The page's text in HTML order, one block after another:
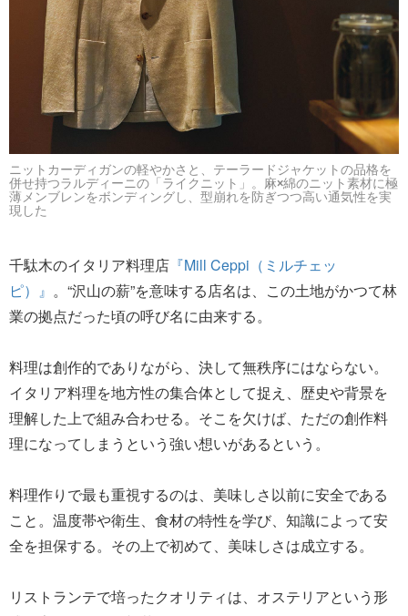
ニットカーディガンの軽やかさと、テーラードジャケットの品格を
併せ持つラルディーニの「ライクニット」。麻×綿のニット素材に極
薄メンブレンをボンディングし、型崩れを防ぎつつ高い通気性を実
現した
千駄木のイタリア料理店 『Mill Ceppi（ミルチェッ
ピ）』 。“沢山の薪”を意味する店名は、この土地がかつて林
業の拠点だった頃の呼び名に由来する。
料理は創作的でありながら、決して無秩序にはならない。
イタリア料理を地方性の集合体として捉え、歴史や背景を
理解した上で組み合わせる。そこを欠けば、ただの創作料
理になってしまうという強い想いがあるという。
料理作りで最も重視するのは、美味しさ以前に安全である
こと。温度帯や衛生、食材の特性を学び、知識によって安
全を担保する。その上で初めて、美味しさは成立する。
リストランテで培ったクオリティは、オステリアという形